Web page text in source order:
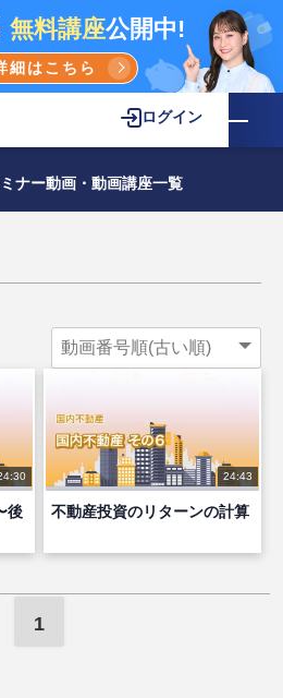
無料講座公開中!
細はこちら
ログイン
ナー動画・動画講座一覧
後
24:43
不動産投資のリターンの計算
1